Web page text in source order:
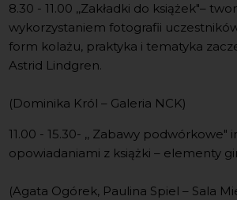
8.30 - 11.00 ,,Zakładki do książek"–
wykorzystaniem fotografii
form kolażu, praktyka i tematyka
Astrid Lindgren.
(Dominika Król – Galeria NCK)
11.00 - 15.30- ,, Zabawy podwórkowe"
opowiadaniami z książki – elementy
(Agata Ogórek, Paulina Spiel – Sala